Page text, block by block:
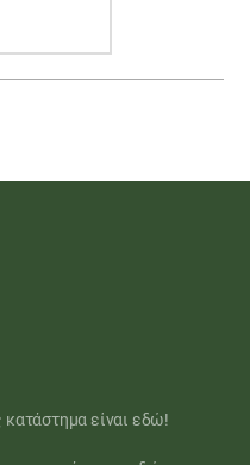
κατάστημα είναι εδώ!